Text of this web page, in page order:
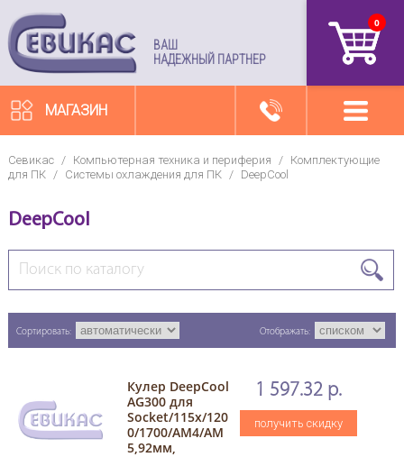
ВАШ
НАДЕЖНЫЙ ПАРТНЕР
0
МАГАЗИН
Севикас / Компьютерная техника и периферия /
Комплектующие
для ПК / Системы охлаждения для ПК / DeepCool
DeepCool
Сортировать: Отображать:
Кулер DeepCool
AG300 для
Socket/115x/120
0/1700/AM4/AM
5,92мм,
1 597.32 р.
получить скидку